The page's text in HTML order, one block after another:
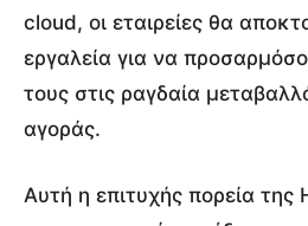
cloud, οι εταιρείες θα
εργαλεία για να
τους στις ραγδαία
αγοράς.
Αυτή η επιτυχής πορεία της